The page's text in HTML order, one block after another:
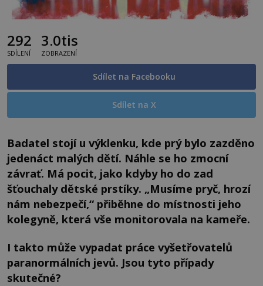
292
SDÍLENÍ
3.0tis
ZOBRAZENÍ
Sdílet na Facebooku
Sdílet na X
Badatel stojí u výklenku, kde prý bylo zazděno
jedenáct malých dětí. Náhle se ho zmocní
závrať. Má pocit, jako kdyby ho do zad
šťouchaly dětské prstíky. „Musíme pryč, hrozí
nám nebezpečí,“ přiběhne do místnosti jeho
kolegyně, která vše monitorovala na kameře.
I takto může vypadat práce vyšetřovatelů
paranormálních jevů. Jsou tyto případy
skutečné?